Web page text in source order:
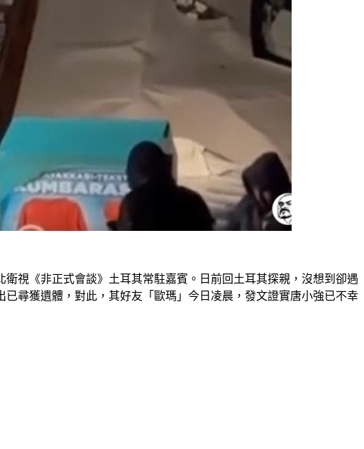
視《非正式會談》土耳其常駐嘉賓。日前回土耳其探親，沒想到卻遇
尋獲遺體，對此，其好友「歐瑪」今日凌晨，發文證實唐小強已不幸